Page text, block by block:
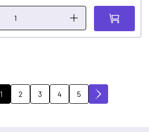
Sie lesen gerade die Seite
1
Seite
2
Seite
3
Seite
4
Seite
5